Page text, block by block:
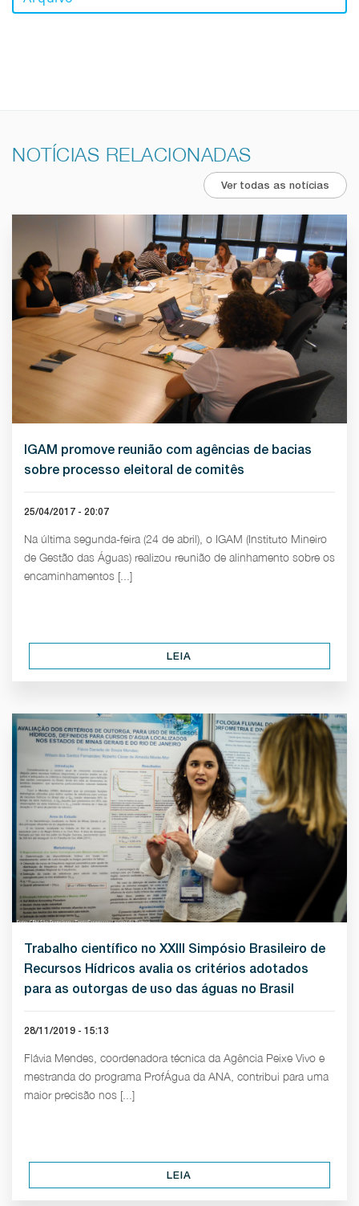
NOTÍCIAS RELACIONADAS
Ver todas as notícias
IGAM promove reunião com agências de bacias
sobre processo eleitoral de comitês
25/04/2017 - 20:07
Na última segunda-feira (24 de abril), o IGAM (Instituto Mineiro
de Gestão das Águas) realizou reunião de alinhamento sobre os
encaminhamentos [...]
LEIA
Trabalho científico no XXIII Simpósio Brasileiro de
Recursos Hídricos avalia os critérios adotados
para as outorgas de uso das águas no Brasil
28/11/2019 - 15:13
Flávia Mendes, coordenadora técnica da Agência Peixe Vivo e
mestranda do programa ProfÁgua da ANA, contribui para uma
maior precisão nos [...]
LEIA